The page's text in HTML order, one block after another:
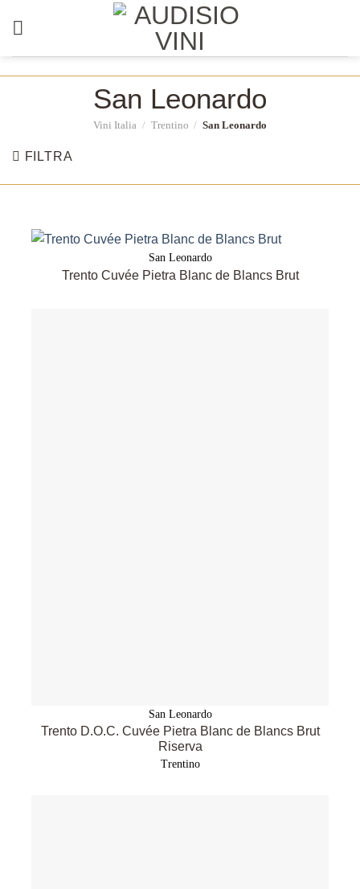
San Leonardo
Vini Italia / Trentino / San Leonardo
FILTRA
San Leonardo
Trento Cuvée Pietra Blanc de Blancs Brut
San Leonardo
Trento D.O.C. Cuvée Pietra Blanc de Blancs Brut
Riserva
Trentino